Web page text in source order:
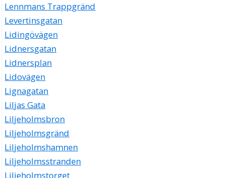
Lennmans Trappgränd
Levertinsgatan
Lidingövägen
Lidnersgatan
Lidnersplan
Lidovägen
Lignagatan
Liljas Gata
Liljeholmsbron
Liljeholmsgränd
Liljeholmshamnen
Liljeholmsstranden
Liljeholmstorget